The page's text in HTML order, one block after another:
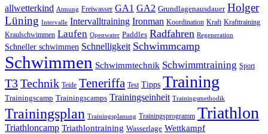
allwetterkind Atmung Freiwasser GA1 GA2 Grundlagenausdauer Holger
Lüning Intervalle Intervalltraining Ironman Koordination Kraft Krafttraining
Kraulschwimmen Laufen Openwater Paddles Radfahren Regeneration
Schneller schwimmen Schnelligkeit Schwimmcamp
Schwimmen Schwimmtechnik Schwimmtraining Sport
T3Technik Teide Teneriffa Test Tipps Training
Trainingscamp Trainingscamps Trainingseinheit Trainingsmethodik
Trainingsplan Trainingsplanung Trainingsprogramm Triathlon
Triathloncamp Triathlontraining Wasserlage Wettkampf